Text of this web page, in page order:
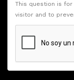
This question is
visitor and to